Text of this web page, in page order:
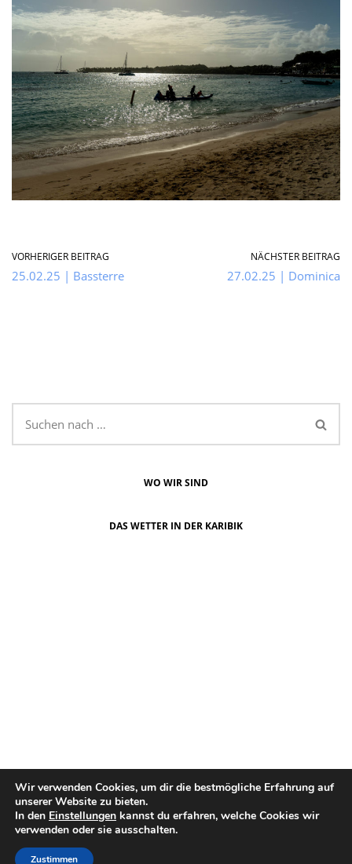
VORHERIGER BEITRAG
25.02.25 | Bassterre
NÄCHSTER BEITRAG
27.02.25 | Dominica
WO WIR SIND
DAS WETTER IN DER KARIBIK
Das Wetter in Saint Joseph Parish
Wir verwenden Cookies, um dir die bestmögliche Erfahrung auf
unserer Website zu bieten.
In den Einstellungen kannst du erfahren, welche Cookies wir
verwenden oder sie ausschalten.
Zustimmen